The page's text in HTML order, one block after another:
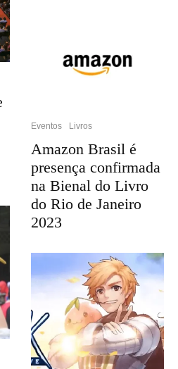
Eventos Livros
Amazon Brasil é
presença confirmada
na Bienal do Livro
do Rio de Janeiro
2023